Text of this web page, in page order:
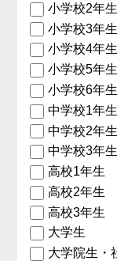
小学校2年生
小学校3年生
小学校4年生
小学校5年生
小学校6年生
中学校1年生
中学校2年生
中学校3年生
高校1年生
高校2年生
高校3年生
大学生
大学院生・